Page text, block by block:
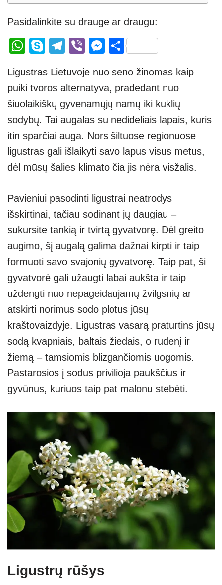
Pasidalinkite su drauge ar draugu:
W
at
s
A
p
p
S
p
e
T
e
gr
a
m
Vi
er
M
ss
e
n
g
er
S
ar
e
Ligustras Lietuvoje nuo seno žinomas kaip
puiki tvoros alternatyva, pradedant nuo
šiuolaikiškų gyvenamųjų namų iki kuklių
sodybų. Tai augalas su nedideliais lapais, kuris
itin sparčiai auga. Nors šiltuose regionuose
ligustras gali išlaikyti savo lapus visus metus,
dėl mūsų šalies klimato čia jis nėra visžalis.
Pavieniui pasodinti ligustrai neatrodys
išskirtinai, tačiau sodinant jų daugiau –
sukursite tankią ir tvirtą gyvatvorę. Dėl greito
augimo, šį augalą galima dažnai kirpti ir taip
formuoti savo svajonių gyvatvorę. Taip pat, ši
gyvatvorė gali užaugti labai aukšta ir taip
uždengti nuo nepageidaujamų žvilgsnių ar
atskirti norimus sodo plotus jūsų
kraštovaizdyje. Ligustras vasarą praturtins jūsų
sodą kvapniais, baltais žiedais, o rudenį ir
žiemą – tamsiomis blizgančiomis uogomis.
Pastarosios į sodus privilioja paukščius ir
gyvūnus, kuriuos taip pat malonu stebėti.
Ligustrų rūšys